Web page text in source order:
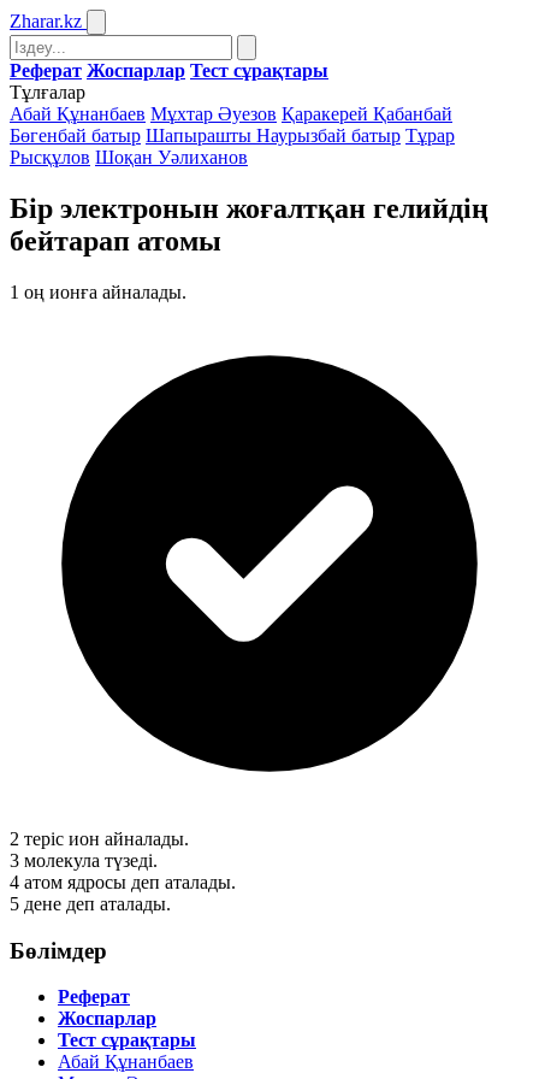
Zharar.kz
Реферат Жоспарлар Тест сұрақтары
Тұлғалар
Абай Құнанбаев Мұхтар Әуезов Қаракерей Қабанбай
Бөгенбай батыр Шапырашты Наурызбай батыр Тұрар
Рысқұлов Шоқан Уәлиханов
Бір электронын жоғалтқан гелийдің
бейтарап атомы
1 оң ионға айналады.
2 теріс ион айналады.
3 молекула түзеді.
4 атом ядросы деп аталады.
5 дене деп аталады.
Бөлімдер
Реферат
Жоспарлар
Тест сұрақтары
Абай Құнанбаев